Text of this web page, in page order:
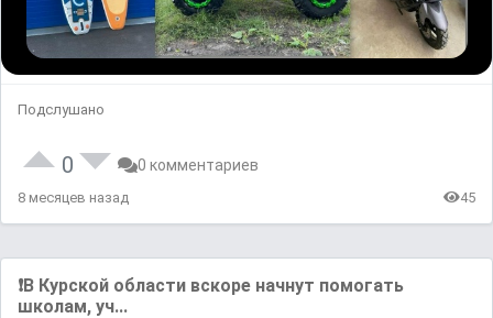
Подслушано
0 0 комментариев
8 месяцев назад 45
❗️В Курской области вскоре начнут помогать
школам, уч...